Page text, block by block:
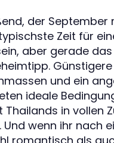
der September
Zeit für
aber gerade
und ein
ideale
Thailands in vollen
Und wenn ihr nach
romantisch als